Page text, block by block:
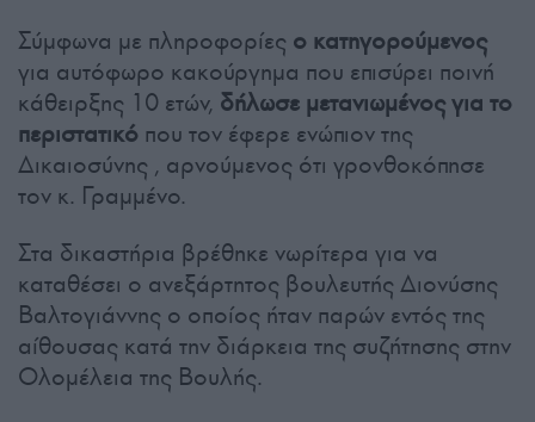
Σύμφωνα με πληροφορίες ο κατηγορούμενος
για αυτόφωρο κακούργημα που επισύρει ποινή
κάθειρξης 10 ετών, δήλωσε μετανιωμένος για το
περιστατικό που τον έφερε ενώπιον της
Δικαιοσύνης , αρνούμενος ότι γρονθοκόπησε
τον κ. Γραμμένο.
Στα δικαστήρια βρέθηκε νωρίτερα για να
καταθέσει ο ανεξάρτητος βουλευτής Διονύσης
Βαλτογιάννης ο οποίος ήταν παρών εντός της
αίθουσας κατά την διάρκεια της συζήτησης στην
Ολομέλεια της Βουλής.